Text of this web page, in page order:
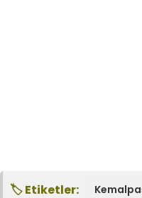
🏷️ Etiketler: